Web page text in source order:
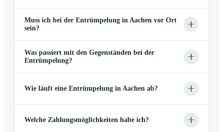
Muss ich bei der Entrümpelung in Aachen vor Ort
sein?
Was passiert mit den Gegenständen bei der
Entrümpelung?
Wie läuft eine Entrümpelung in Aachen ab?
Welche Zahlungsmöglichkeiten habe ich?